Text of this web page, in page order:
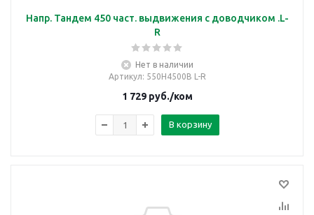
Напр. Тандем 450 част. выдвижения с доводчиком .L-
R
Нет в наличии
Артикул: 550Н4500B L-R
1 729 руб./ком
В корзину